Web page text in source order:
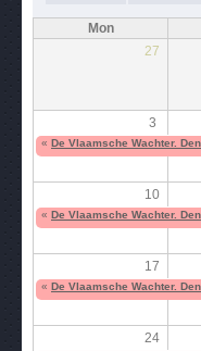
Mon
27
3
« De Vlaamsche Wachter.
10
« De Vlaamsche Wachter.
17
« De Vlaamsche Wachter.
24